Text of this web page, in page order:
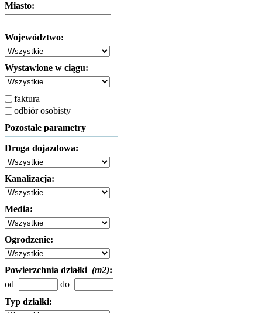
Miasto:
Województwo:
Wystawione w ciągu:
faktura
odbiór osobisty
Pozostałe parametry
Droga dojazdowa:
Kanalizacja:
Media:
Ogrodzenie:
Powierzchnia działki (m2):
od
do
Typ działki: